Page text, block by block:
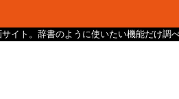
イト。辞書のように使いたい機能だけ調